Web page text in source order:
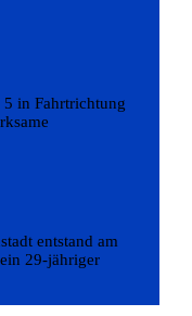
in Fahrtrichtung
entstand am
29-jähriger